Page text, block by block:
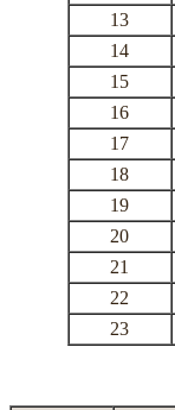
13
14
15
16
17
18
19
20
21
22
23